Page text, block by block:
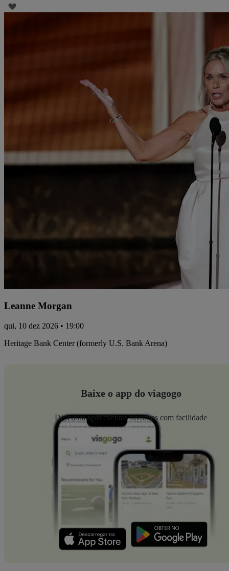
Leanne Morgan
qui, 10 dez 2026 • 19:00
Heritage Bank Center (formerly U.S. Bank Arena)
Baixe o app do viagogo
Descubra seus eventos favoritos com facilidade